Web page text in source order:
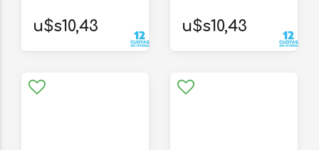
u$s10,43 u$s10,43